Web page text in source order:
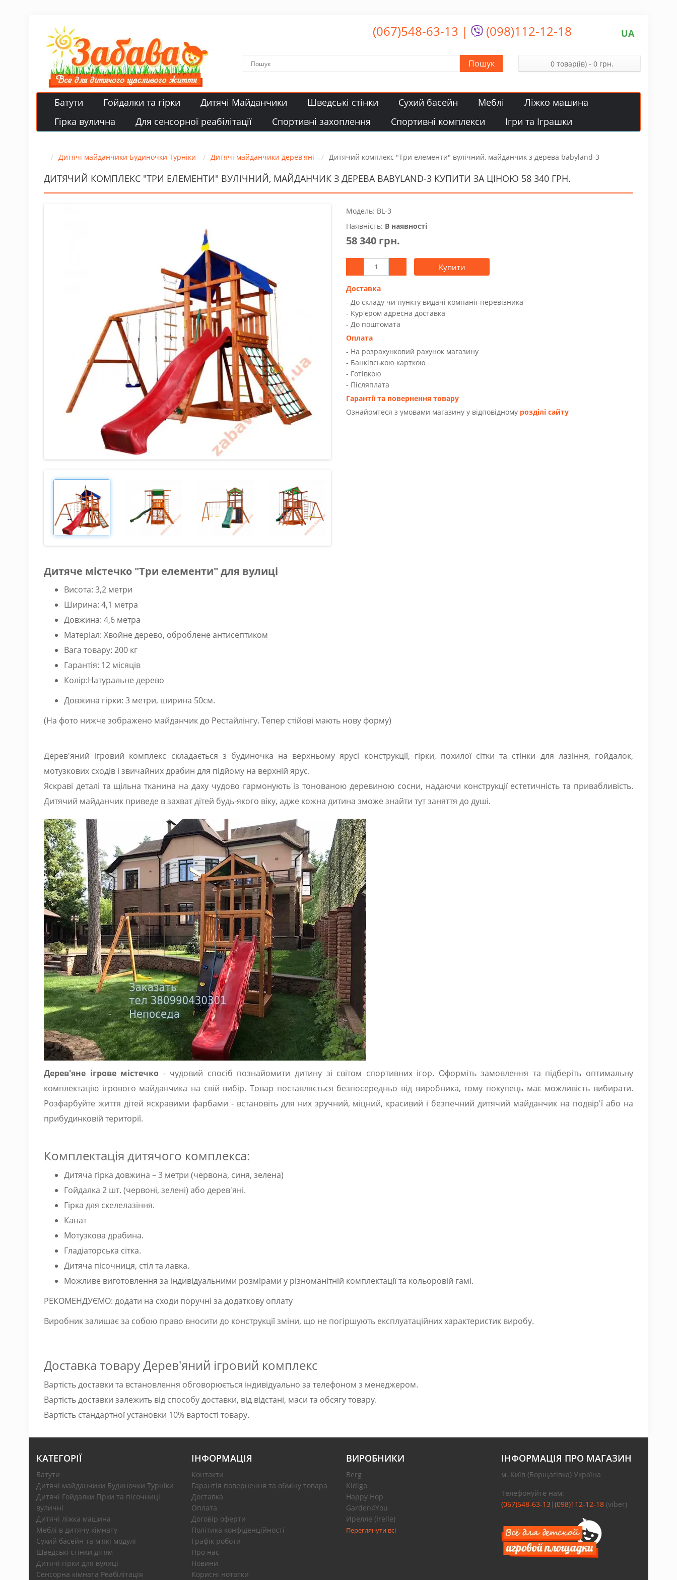
(067)548-63-13 | (098)112-12-18 UA
Пошук 0 товар(ів) - 0 грн.
Батути Гойдалки та гірки Дитячі Майданчики Шведські стінки Сухий басейн Меблі
Ліжко машина
Гірка вулична
Для сенсорної реабілітації Спортивні захоплення Спортивні комплекси Ігри та Іграшки
Дитячі майданчики Будиночки Турніки Дитячі майданчики дерев'яні Дитячий комплекс "Три елементи" вулічний, майданчик з дерева babyland-3
ДИТЯЧИЙ КОМПЛЕКС "ТРИ ЕЛЕМЕНТИ" ВУЛІЧНИЙ, МАЙДАНЧИК З ДЕРЕВА BABYLAND-3 КУПИТИ ЗА ЦІНОЮ 58 340 ГРН.
Модель: BL-3
Наявність: В наявності
58 340 грн.
Купити
Доставка
- До складу чи пункту видачі компанії-перевізника
- Kур'єром адресна доставка
- До поштомата
Оплата
- На розрахунковий рахунок магазину
- Банківською карткою
- Готівкою
- Післяплата
Гарантії та повернення товару
Ознайомтеся з умовами магазину у відповідному розділі сайту
Дитяче містечко "Три елементи" для вулиці
Висота: 3,2 метри
Ширина: 4,1 метра
Довжина: 4,6 метра
Матеріал: Хвойне дерево, оброблене антисептиком
Вага товару: 200 кг
Гарантія: 12 місяців
Колір:Натуральне дерево
Довжина гірки: 3 метри, ширина 50см.
(На фото нижче зображено майданчик до Рестайлінгу. Тепер стійові мають нову форму)
Дерев'яний ігровий комплекс складається з будиночка на верхньому ярусі конструкції, гірки, похилої сітки та стінки для лазіння, гойдалок,
мотузкових сходів і звичайних драбин для підйому на верхній ярус.
Яскраві деталі та щільна тканина на даху чудово гармонують із тонованою деревиною сосни, надаючи конструкції естетичність та привабливість.
Дитячий майданчик приведе в захват дітей будь-якого віку, адже кожна дитина зможе знайти тут заняття до душі.
Дерев'яне ігрове містечко - чудовий спосіб познайомити дитину зі світом спортивних ігор. Оформіть замовлення та підберіть оптимальну
комплектацію ігрового майданчика на свій вибір. Товар поставляється безпосередньо від виробника, тому покупець має можливість вибирати.
Розфарбуйте життя дітей яскравими фарбами - встановіть для них зручний, міцний, красивий і безпечний дитячий майданчик на подвір'ї або на
прибудинковій території.
Комплектація дитячого комплекса:
Дитяча гірка довжина – 3 метри (червона, синя, зелена)
Гойдалка 2 шт. (червоні, зелені) або дерев'яні.
Гірка для скелелазіння.
Канат
Мотузкова драбина.
Гладіаторська сітка.
Дитяча пісочниця, стіл та лавка.
Можливе виготовлення за індивідуальними розмірами у різноманітній комплектації та кольоровій гамі.
РЕКОМЕНДУЄМО: додати на сходи поручні за додаткову оплату
Виробник залишає за собою право вносити до конструкції зміни, що не погіршують експлуатаційних характеристик виробу.
Доставка товару Дерев'яний ігровий комплекс
Вартість доставки та встановлення обговорюється індивідуально за телефоном з менеджером.
Вартість доставки залежить від способу доставки, від відстані, маси та обсягу товару.
Вартість стандартної установки 10% вартості товару.
КАТЕГОРІЇ
Батути
Дитячі майданчики Будиночки Турніки
Дитячі Гойдалки Гірки та пісочниці
вуличні
Дитячі ліжка машина
Меблі в дитячу кімнату
Сухий басейн та м'які модулі
Шведські стінки дітям
Дитячі гірки для вулиці
Сенсорна кімната Реабілітація
ІНФОРМАЦІЯ
Контакти
Гарантія повернення та обміну товара
Доставка
Оплата
Договір оферти
Політика конфіденційності
Графік роботи
Про нас
Новини
Корисні нотатки
ВИРОБНИКИ
Berg
Kidigo
Happy Hop
Garden4You
Ирелле (Irelle)
Переглянути всі
ІНФОРМАЦІЯ ПРО МАГАЗИН
м. Київ (Борщагівка) Україна
Телефонуйте нам:
(067)548-63-13| (098)112-12-18(viber)